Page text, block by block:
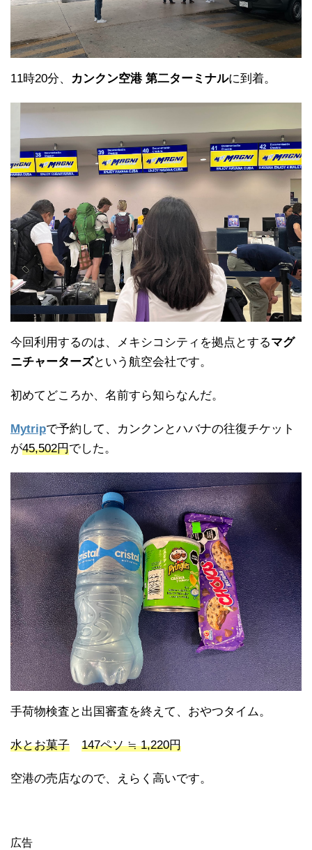
11時20分、 カンクン空港 第二ターミナルに到着。
今回利用するのは、メキシコシティを拠点とするマグ
ニチャーターズという航空会社です。
初めてどころか、名前すら知らなんだ。
Mytripで予約して、カンクンとハバナの往復チケット
が45,502円でした。
手荷物検査と出国審査を終えて、おやつタイム。
水とお菓子 147ペソ ≒ 1,220円
空港の売店なので、えらく高いです。
広告